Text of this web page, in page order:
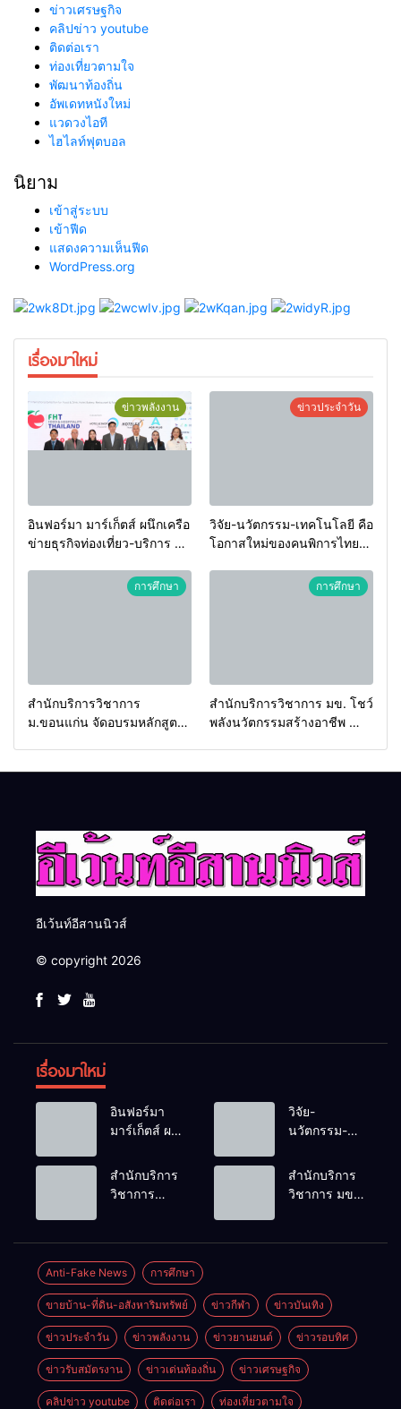
ข่าวเศรษฐกิจ
คลิปข่าว youtube
ติดต่อเรา
ท่องเที่ยวตามใจ
พัฒนาท้องถิ่น
อัพเดทหนังใหม่
แวดวงไอที
ไฮไลท์ฟุตบอล
นิยาม
เข้าสู่ระบบ
เข้าฟีด
แสดงความเห็นฟีด
WordPress.org
เรื่องมาใหม่
ข่าวพลังงาน
อินฟอร์มา มาร์เก็ตส์ ผนึกเครือ
ข่ายธุรกิจท่องเที่ยว-บริการ จัด
2026 เชื่อม 4 งานใหญ่ สร้าง
โอกาสธุรกิจครบวงจร ด้วย
ข่าวประจำวัน
วิจัย-นวัตกรรม-เทคโนโลยี คือ
โอกาสใหม่ของคนพิการไทย
การศึกษา
สำนักบริการวิชาการ
ม.ขอนแก่น จัดอบรมหลักสูตร
การศึกษา
สำนักบริการวิชาการ มข. โชว์
พลังนวัตกรรมสร้างอาชีพ นำ
อีเว้นท์อีสานนิวส์
© copyright 2026
เรื่องมาใหม่
อินฟอร์มา
มาร์เก็ตส์ ผนึก
ธุรกิจท่อง
เที่ยว-บริการ
Thailand
2026 เชื่อม 4
งานใหญ่
สร้างโอกาส
ธุรกิจครบ
วงจร ด้วยครับ
วิจัย-
นวัตกรรม-
คือโอกาสใหม่
ของคนพิการ
เศรษฐกิจ
สำนักบริการ
วิชาการ
เพลิงขั้นต้น”
ยกระดับ
ศักยภาพเจ้า
หน้าที่ท้องถิ่น
รับมืออัคคีภัย
ตามมาตรฐาน
สากล
สำนักบริการ
วิชาการ มข.
เวทีระดับชาติ
NCPD 2026
เปลี่ยน “ผ้า
เหลือ” สู่ราย
ได้ที่ยั่งยืน
Anti-Fake News การศึกษา
ขายบ้าน-ที่ดิน-อสังหาริมทรัพย์ ข่าวกีฬา ข่าวบันเทิง
ข่าวประจำวัน ข่าวพลังงาน ข่าวยานยนต์ ข่าวรอบทิศ
ข่าวรับสมัตรงาน ข่าวเด่นท้องถิ่น ข่าวเศรษฐกิจ
คลิปข่าว youtube ติดต่อเรา ท่องเที่ยวตามใจ